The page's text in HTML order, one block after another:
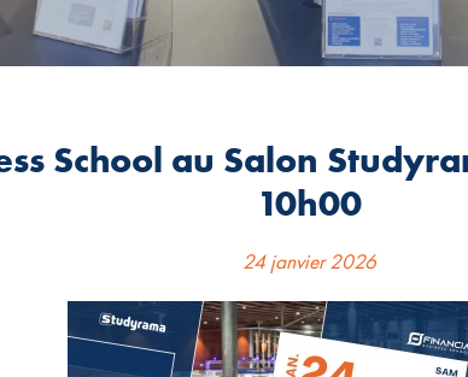
School au Salon
10h00
24 janvier 2026